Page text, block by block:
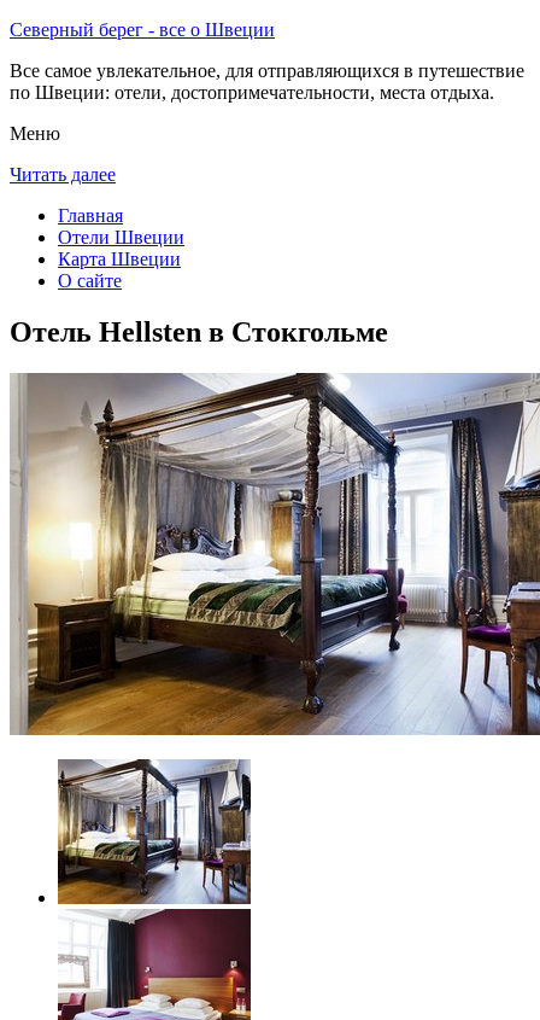
Северный берег - все о Швеции
Все самое увлекательное, для отправляющихся в путешествие
по Швеции: отели, достопримечательности, места отдыха.
Меню
Читать далее
Главная
Отели Швеции
Карта Швеции
О сайте
Отель Hellsten в Стокгольме